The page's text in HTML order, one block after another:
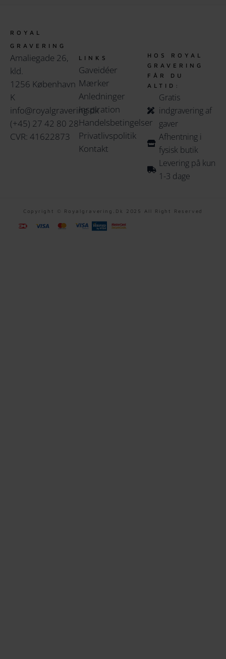
ROYAL
GRAVERING
Amaliegade 26,
kld.
1256 København
K
info@royalgravering.dk
(+45) 27 42 80 28
CVR: 41622873
LINKS
Gaveidéer
Mærker
Anledninger
Inspiration
Handelsbetingelser
Privatlivspolitik
Kontakt
HOS ROYAL
GRAVERING
FÅR DU
ALTID:
Gratis
indgravering af
gaver
Afhentning i
fysisk butik
Levering på kun
1-3 dage
Copyright © Royalgravering.dk 2025 All Right Reserved